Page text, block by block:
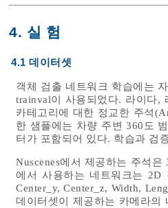
4. 실 험
4.1 데이터셋
객체 검출 네트워크 학습에는
trainval이 사용되었다. 라이다,
카테고리에 대한 정교한 주석
한 샘플에는 차량 주변 360도
터가 포함되어 있다. 학습과 검
Nuscenes에서 제공하는 주석
에서 사용하는 네트워크는 2D
Center_y, Center_z, Width,
데이터셋이 제공하는 카메라